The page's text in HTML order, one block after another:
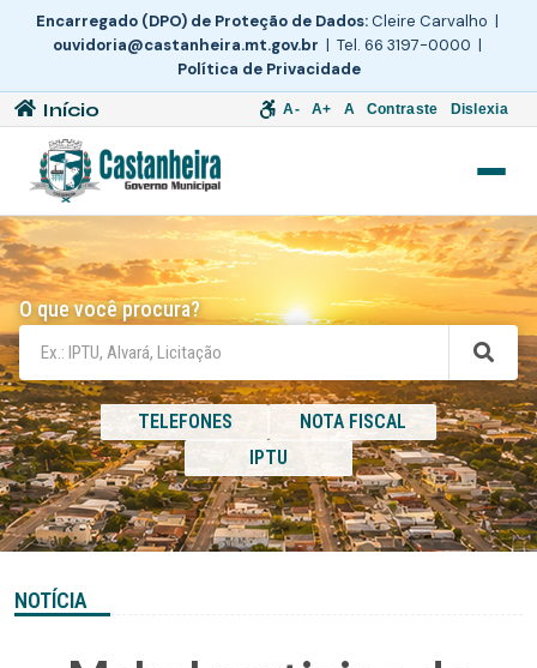
Encarregado (DPO) de Proteção de Dados:Cleire Carvalho |
ouvidoria@castanheira.mt.gov.br | Tel. 66 3197-0000 |
Política de Privacidade
Início A- A+ A Contraste Dislexia
O que você procura?
TELEFONES
NOTA FISCAL
IPTU
NOTÍCIA